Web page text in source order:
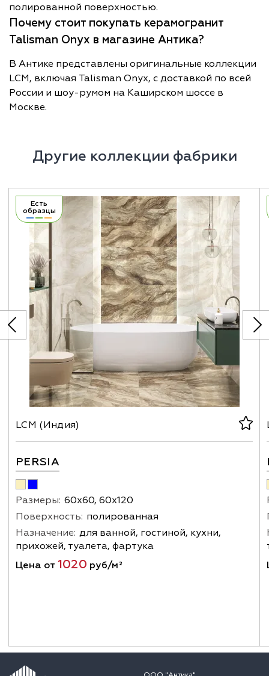
полированной поверхностью.
Почему стоит покупать керамогранит
Talisman Onyx в магазине Антика?
В Антике представлены оригинальные коллекции
LCM, включая Talisman Onyx, с доставкой по всей
России и шоу-румом на Каширском шоссе в
Москве.
Другие коллекции фабрики
Есть
образцы
LCM (Индия)
PERSIA
Размеры: 60х60, 60х120
Поверхность: полированная
Назначение: для ванной, гостиной, кухни,
прихожей, туалета, фартука
Цена от 1020 руб/м²